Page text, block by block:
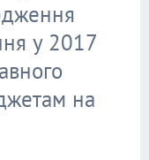
у 2017
на